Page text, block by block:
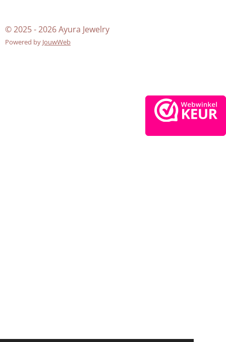
© 2025 - 2026 Ayura Jewelry
Powered by JouwWeb